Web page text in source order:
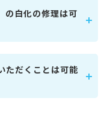
の白化の修理は可
ただくことは可能